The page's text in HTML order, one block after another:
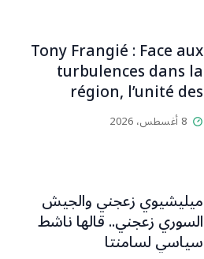
إقفاله لكنه لم يستطع لأنه
بيت رسالة وتاريخ وإيمان وقيم
مستمرة (صور وVideo)
Tony Frangié : Face aux
turbulences dans la
région, l’unité des
Libanais est primordiale
L’OLJ / Par Scarlett
8 أغسطس، 2026
ميليشيوي زعجني والجيش
السوري زعجني.. قالها ناشط
سياسي لسامنتا